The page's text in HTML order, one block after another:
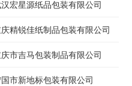
宏星源纸品包装有限公司
精锐佳纸制品包装有限公司
市吉马包装制品有限公司
市新地标包装有限公司